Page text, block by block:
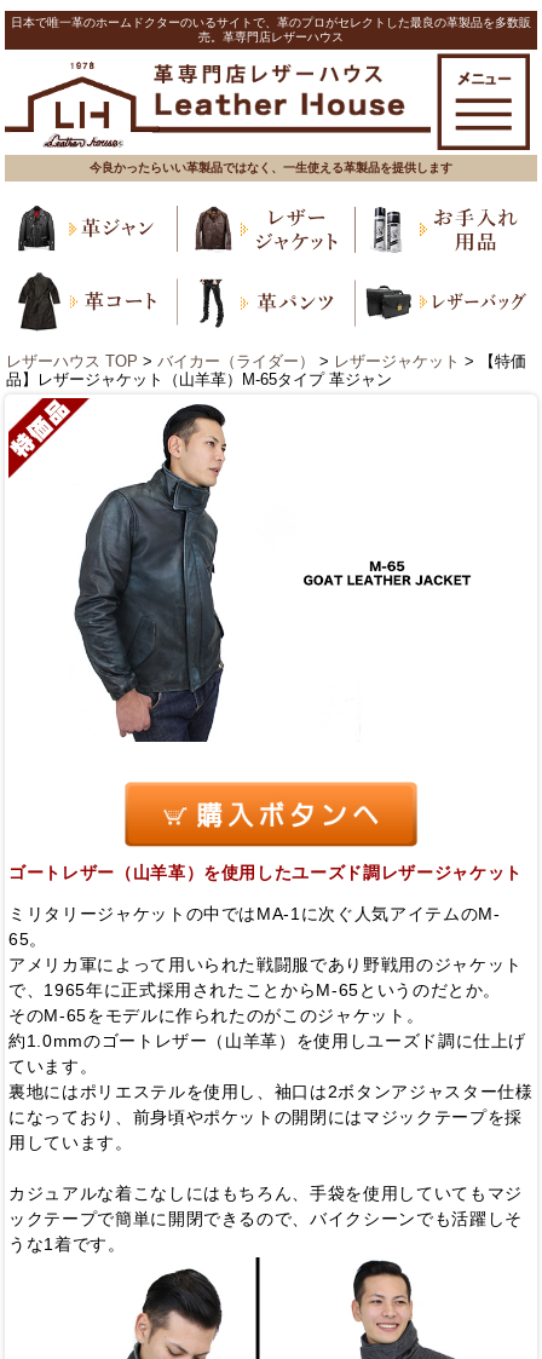
日本で唯一革のホームドクターのいるサイトで、革のプロがセレクトした最良の革製品を多数販
売。革専門店レザーハウス
今良かったらいい革製品ではなく、一生使える革製品を提供します
レザーハウス TOP > バイカー（ライダー） > レザージャケット > 【特価
品】レザージャケット（山羊革）M-65タイプ 革ジャン
ゴートレザー（山羊革）を使用したユーズド調レザージャケット
ミリタリージャケットの中ではMA-1に次ぐ人気アイテムのM-
65。
アメリカ軍によって用いられた戦闘服であり野戦用のジャケット
で、1965年に正式採用されたことからM-65というのだとか。
そのM-65をモデルに作られたのがこのジャケット。
約1.0mmのゴートレザー（山羊革）を使用しユーズド調に仕上げ
ています。
裏地にはポリエステルを使用し、袖口は2ボタンアジャスター仕様
になっており、前身頃やポケットの開閉にはマジックテープを採
用しています。
カジュアルな着こなしにはもちろん、手袋を使用していてもマジ
ックテープで簡単に開閉できるので、バイクシーンでも活躍しそ
うな1着です。